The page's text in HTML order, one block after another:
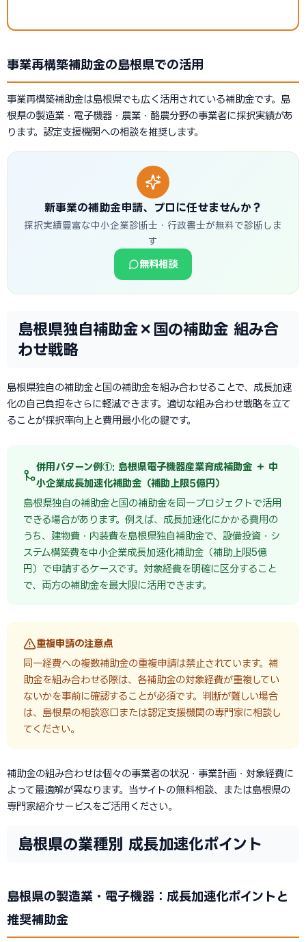
事業再構築補助金の島根県での活用
事業再構築補助金は島根県でも広く活用されている補助金です。島
根県の製造業・電子機器・農業・酪農分野の事業者に採択実績があ
ります。認定支援機関への相談を推奨します。
新事業の補助金申請、プロに任せませんか？
採択実績豊富な中小企業診断士・行政書士が無料で診断しま
す
無料相談
島根県独自補助金×国の補助金 組み合
わせ戦略
島根県独自の補助金と国の補助金を組み合わせることで、成長加速
化の自己負担をさらに軽減できます。適切な組み合わせ戦略を立て
ることが採択率向上と費用最小化の鍵です。
併用パターン例①: 島根県電子機器産業育成補助金 ＋ 中
小企業成長加速化補助金（補助上限5億円）
島根県独自の補助金と国の補助金を同一プロジェクトで活用
できる場合があります。例えば、成長加速化にかかる費用の
うち、建物費・内装費を島根県独自補助金で、設備投資・シ
ステム構築費を中小企業成長加速化補助金（補助上限5億
円）で申請するケースです。対象経費を明確に区分すること
で、両方の補助金を最大限に活用できます。
重複申請の注意点
同一経費への複数補助金の重複申請は禁止されています。補
助金を組み合わせる際は、各補助金の対象経費が重複してい
ないかを事前に確認することが必須です。判断が難しい場合
は、島根県の相談窓口または認定支援機関の専門家に相談し
てください。
補助金の組み合わせは個々の事業者の状況・事業計画・対象経費に
よって最適解が異なります。当サイトの無料相談、または島根県の
専門家紹介サービスをご活用ください。
島根県の業種別 成長加速化ポイント
島根県の製造業・電子機器：成長加速化ポイントと
推奨補助金